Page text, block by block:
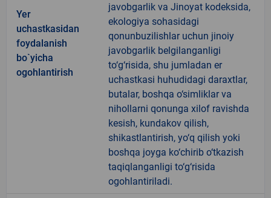
Yer
uchastkasidan
foydalanish
bo`yicha
ogohlantirish
javobgarlik va Jinoyat kodeksida,
ekologiya sohasidagi
qonunbuzilishlar uchun jinoiy
javobgarlik belgilanganligi
to‘g‘risida, shu jumladan er
uchastkasi huhudidagi daraxtlar,
butalar, boshqa o‘simliklar va
nihollarni qonunga xilof ravishda
kesish, kundakov qilish,
shikastlantirish, yo‘q qilish yoki
boshqa joyga ko‘chirib o‘tkazish
taqiqlanganligi to‘g‘risida
ogohlantiriladi.